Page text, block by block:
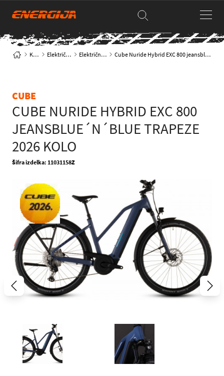
Kolesa Električna kolesa Električna trekking Cube Nuride Hybrid EXC 800 jeansblue´n´blue Trapeze 2026 Kolo
CUBE
CUBE NURIDE HYBRID EXC 800
JEANSBLUE´N´BLUE TRAPEZE
2026 KOLO
Šifra izdelka: 11031158Z